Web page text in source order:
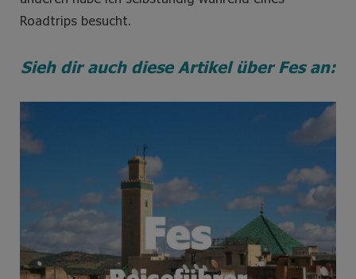
Roadtrips besucht.
Sieh dir auch diese Artikel über Fes an: